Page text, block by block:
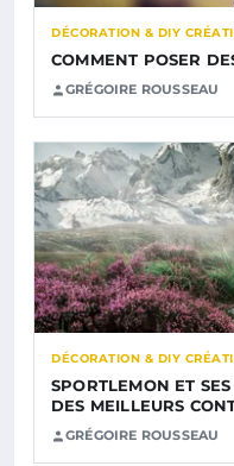
DÉCORATION & DIY
COMMENT POSER
GRÉGOIRE ROUSSEAU
DÉCORATION & DIY
SPORTLEMON ET
DES MEILLEURS
GRÉGOIRE ROUSSEAU